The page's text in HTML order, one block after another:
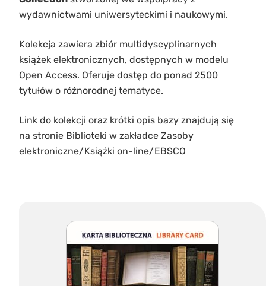
wydawnictwami uniwersyteckimi i naukowymi.
Kolekcja zawiera zbiór multidyscyplinarnych
książek elektronicznych, dostępnych w modelu
Open Access. Oferuje dostęp do ponad 2500
tytułów o różnorodnej tematyce.
Link do kolekcji oraz krótki opis bazy znajdują się
na stronie Biblioteki w zakładce Zasoby
elektroniczne/Książki on-line/EBSCO